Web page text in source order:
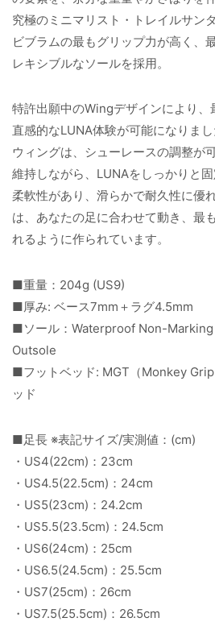
究極のミニマリスト・トレイルサンダ
ビブラムの最もグリップ力が高く、
レキシブルなソールを採用。
特許出願中のWingデザインにより、
直感的なLUNA体験が可能になりまし
ウィングは、シューレースの調整が
維持しながら、LUNAをしっかりと固
柔軟性があり、滑らかで耐久性に優
は、あなたの足に合わせて動き、最
れるように作られています。
■重量：204g (US9)
■厚み: ベース7mm＋ラグ4.5mm
■ソール：Waterproof Non-
Outsole
■フットベッド: MGT（Monkey
ッド
■足長 ※表記サイズ/実測値：(cm)
・US4(22cm)：23cm
・US4.5(22.5cm)：24cm
・US5(23cm)：24.2cm
・US5.5(23.5cm)：24.5cm
・US6(24cm)：25cm
・US6.5(24.5cm)：25.5cm
・US7(25cm)：26cm
・US7.5(25.5cm)：26.5cm